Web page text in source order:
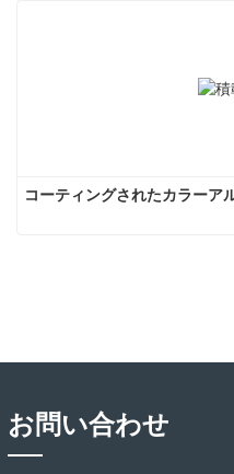
コーティングされたカラーア
お問い合わせ